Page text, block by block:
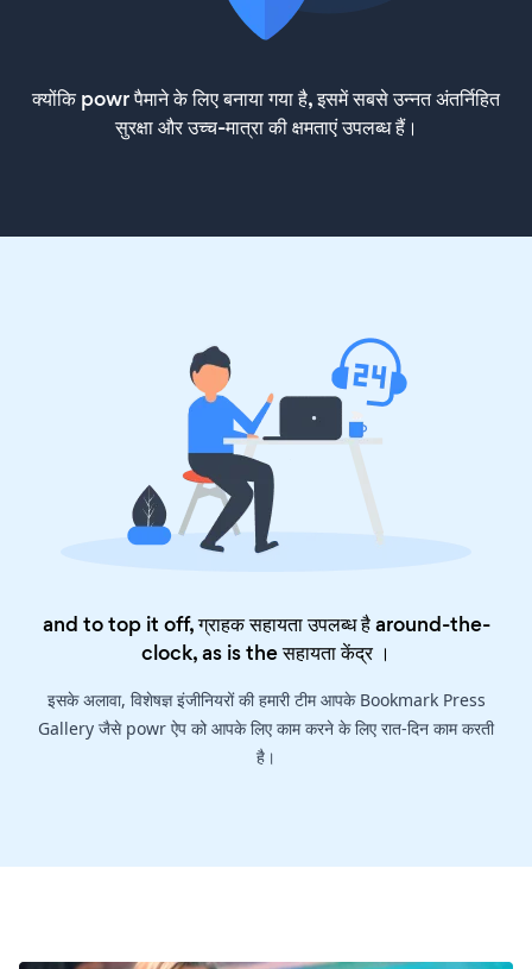
क्योंकि powr पैमाने के लिए बनाया गया है, इसमें सबसे उन्नत अंतर्निहित
सुरक्षा और उच्च-मात्रा की क्षमताएं उपलब्ध हैं।
and to top it off, ग्राहक सहायता उपलब्ध है around-the-
clock, as is theसहायता केंद्र।
इसके अलावा, विशेषज्ञ इंजीनियरों की हमारी टीम आपके Bookmark Press
Gallery जैसे powr ऐप को आपके लिए काम करने के लिए रात-दिन काम करती
है।